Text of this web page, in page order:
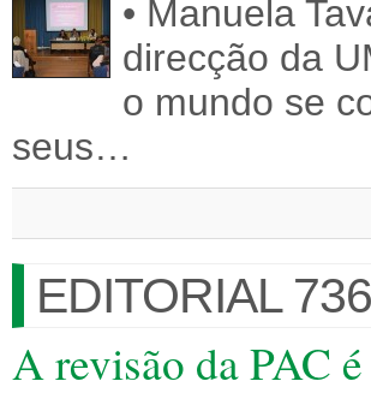
• Manuela
direcção da
o mundo se
seus…
EDITORIAL 736
A revisão da PAC